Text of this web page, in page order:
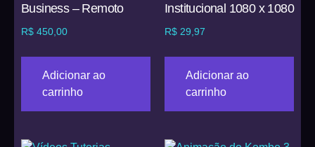
Business – Remoto
R$ 450,00
Adicionar ao
carrinho
Institucional 1080 x 1080
R$ 29,97
Adicionar ao
carrinho